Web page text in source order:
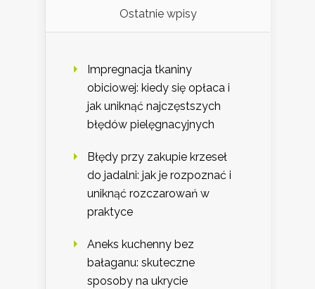
Ostatnie wpisy
Impregnacja tkaniny
obiciowej: kiedy się opłaca i
jak uniknąć najczęstszych
błędów pielęgnacyjnych
Błędy przy zakupie krzeseł
do jadalni: jak je rozpoznać i
uniknąć rozczarowań w
praktyce
Aneks kuchenny bez
bałaganu: skuteczne
sposoby na ukrycie